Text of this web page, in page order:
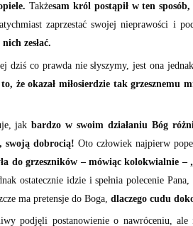
Takżesam król postąpił w ten sposób,
zaprzestać swojej nieprawości i
zesłać.
dziś co prawda nie słyszymy, jest ona
że okazał miłosierdzie tak grzesznemu
jakbardzo w swoim działaniu Bóg
swoją dobrocią! Oto człowiek najpierw
do grzeszników – mówiąc kolokwialnie –
ostatecznie idzie i spełnia polecenie
ma pretensje do Boga, dlaczego cudu
podjęli postanowienie o nawróceniu,